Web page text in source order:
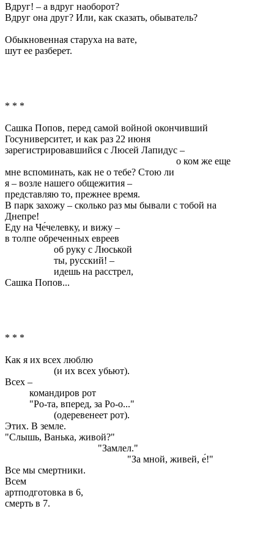
Вдруг! – а вдруг наоборот?
Вдруг она друг? Или, как сказать, обыватель?
Обыкновенная старуха на вате,
шут ее разберет.
* * *
Сашка Попов, перед самой войной окончивший
Госуниверситет, и как раз 22 июня
зарегистрировавшийся с Люсей Лапидус –
о ком же еще
мне вспоминать, как не о тебе? Стою ли
я – возле нашего общежития –
представляю то, прежнее время.
В парк захожу – сколько раз мы бывали с тобой на
Днепре!
Еду на Че́челевку, и вижу –
в толпе обреченных евреев
об руку с Люськой
ты, русский! –
идешь на расстрел,
Сашка Попов...
* * *
Как я их всех люблю
(и их всех убьют).
Всех –
командиров рот
"Ро-та, вперед, за Ро-о..."
(одеревенеет рот).
Этих. В земле.
"Слышь, Ванька, живой?"
"Замлел."
"За мной, живей, е́!"
Все мы смертники.
Всем
артподготовка в 6,
смерть в 7.